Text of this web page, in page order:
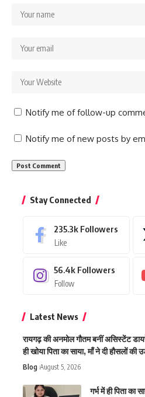
Notify me of follow-up
Notify me of new posts by
Stay Connected
235.3k Followers
Like
56.4k Followers
Follow
Latest News
रायगढ़ की अनमोल गौतम बनीं असिस्टेंट
ही खोया पिता का साया, माँ ने दी हौसलों की
Blog August 5, 2026
गर्भ में ही पिता का